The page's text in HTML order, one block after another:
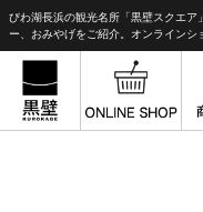
びわ湖長浜の観光名所「黒壁スクエア
ー、おみやげをご紹介。オンラインシ